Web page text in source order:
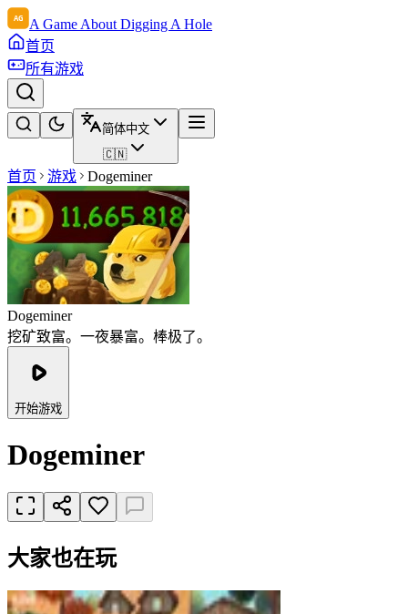
A Game About Digging A Hole
首页
所有游戏
简体中文
🇨🇳
首页 游戏 Dogeminer
Dogeminer
挖矿致富。一夜暴富。棒极了。
开始游戏
Dogeminer
大家也在玩